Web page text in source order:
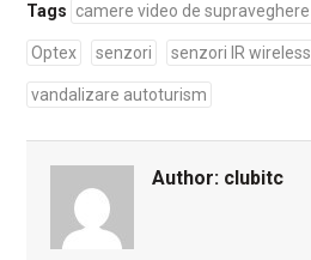
Tags camere video de supraveghere
Optex senzori senzori IR wireless
vandalizare autoturism
Author: clubitc